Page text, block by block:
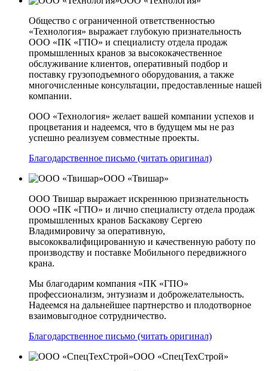
Общество с ограниченной ответственностью
«Технология» выражает глубокую признательность
ООО «ПК «ГПО» и специалисту отдела продаж
промышленных кранов за высококачественное
обслуживание клиентов, оперативный подбор и
поставку грузоподъемного оборудования, а также
многочисленные консультации, предоставленные нашей
компании.
ООО «Технология» желает вашей компании успехов и
процветания и надеемся, что в будущем мы не раз
успешно реализуем совместные проекты.
Благодарственное письмо (читать оригинал)
ООО «Твишар»
ООО Твишар выражает искреннюю признательность
ООО «ПК «ГПО» и лично специалисту отдела продаж
промышленных кранов Баскакову Сергею
Владимировичу за оперативную,
высококвалифицированную и качественную работу по
производству и поставке Мобильного передвижного
крана.
Мы благодарим компания «ПК «ГПО»
профессионализм, энтузиазм и доброжелательность.
Надеемся на дальнейшее партнерство и плодотворное
взаимовыгодное сотрудничество.
Благодарственное письмо (читать оригинал)
ООО «СпецТехСтрой»